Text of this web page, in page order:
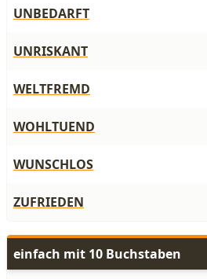
UNBEDARFT
UNRISKANT
WELTFREMD
WOHLTUEND
WUNSCHLOS
ZUFRIEDEN
einfach mit 10 Buchstaben